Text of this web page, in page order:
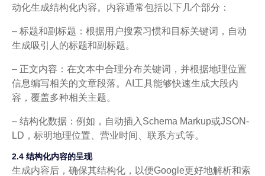
动化生成结构化内容。内容通常包括以下几个部分：
– 标题和副标题：根据用户搜索习惯和目标关键词，自动
生成吸引人的标题和副标题。
– 正文内容：在文本中合理分布关键词，并根据地理位置
信息编写相关的文章段落。AI工具能够快速生成大段内
容，覆盖多种相关主题。
– 结构化数据：例如，自动插入Schema Markup或JSON-
LD，标明地理位置、营业时间、联系方式等。
2.4 结构化内容的呈现
生成内容后，确保其结构化，以便Google更好地解析和索